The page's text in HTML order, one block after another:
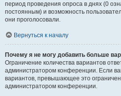
период проведения опроса в днях (0
постоянным) и возможность
они проголосовали.
Вернуться к началу
Почему я не могу добавить больше
Ограничение количества вариантов
администратором конференции. Если
вариантов, превышающее это
администратором конференции.